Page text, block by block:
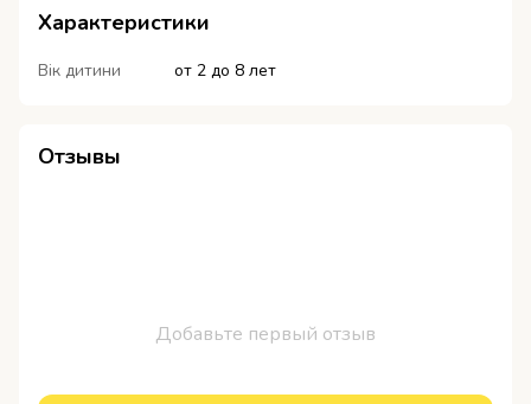
Характеристики
Вік дитини от 2 до 8 лет
Отзывы
Добавьте первый отзыв